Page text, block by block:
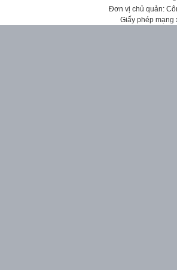
Đơn vị chủ quản:
Giấy phép mạng